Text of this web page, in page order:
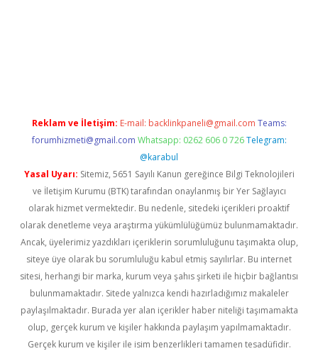
Reklam ve İletişim: E-mail: backlinkpaneli@gmail.com Teams:
forumhizmeti@gmail.com Whatsapp: 0262 606 0 726 Telegram:
@karabul
Yasal Uyarı: Sitemiz, 5651 Sayılı Kanun gereğince Bilgi Teknolojileri
ve İletişim Kurumu (BTK) tarafından onaylanmış bir Yer Sağlayıcı
olarak hizmet vermektedir. Bu nedenle, sitedeki içerikleri proaktif
olarak denetleme veya araştırma yükümlülüğümüz bulunmamaktadır.
Ancak, üyelerimiz yazdıkları içeriklerin sorumluluğunu taşımakta olup,
siteye üye olarak bu sorumluluğu kabul etmiş sayılırlar. Bu internet
sitesi, herhangi bir marka, kurum veya şahıs şirketi ile hiçbir bağlantısı
bulunmamaktadır. Sitede yalnızca kendi hazırladığımız makaleler
paylaşılmaktadır. Burada yer alan içerikler haber niteliği taşımamakta
olup, gerçek kurum ve kişiler hakkında paylaşım yapılmamaktadır.
Gerçek kurum ve kişiler ile isim benzerlikleri tamamen tesadüfidir.